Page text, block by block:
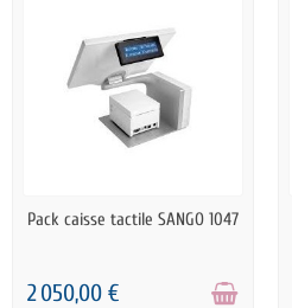
RUPTURE DE STOCK
Pack caisse tactile SANGO 1047
2 050,00 €